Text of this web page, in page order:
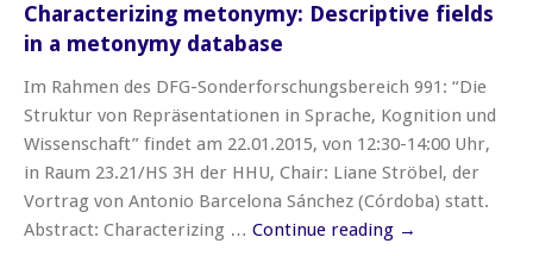
Characterizing metonymy: Descriptive fields
in a metonymy database
Im Rahmen des DFG-Sonderforschungsbereich 991: “Die
Struktur von Repräsentationen in Sprache, Kognition und
Wissenschaft” findet am 22.01.2015, von 12:30-14:00 Uhr,
in Raum 23.21/HS 3H der HHU, Chair: Liane Ströbel, der
Vortrag von Antonio Barcelona Sánchez (Córdoba) statt.
Abstract: Characterizing … Continue reading →